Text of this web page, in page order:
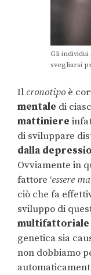
Gli individui
svegliarsi
Il cronotipo è
mentale di
mattiniere
di sviluppare
dalla
Ovviamente in
fattore ‘essere
ciò che fa
sviluppo di
multifattoriale
genetica sia
non dobbiamo